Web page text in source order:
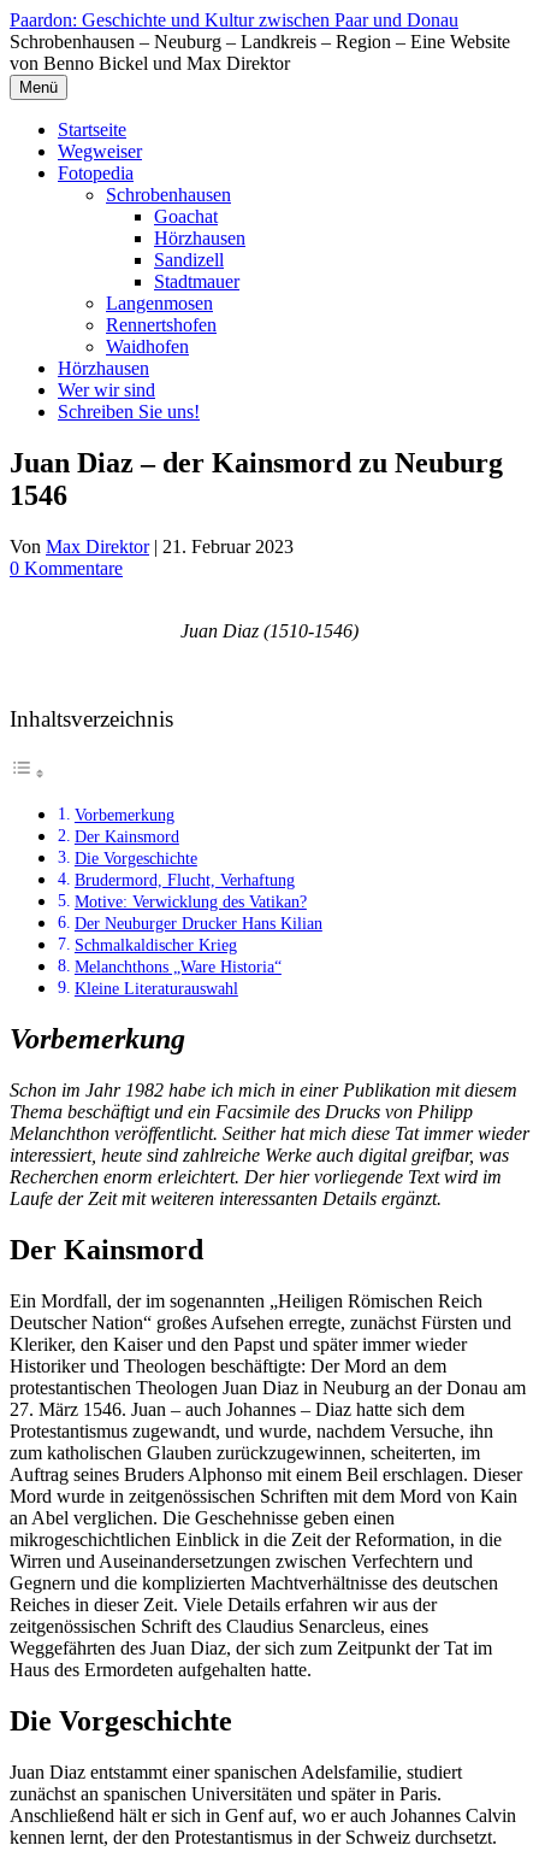
Zum
Inhalt
springen
Paardon: Geschichte und Kultur zwischen Paar und Donau
Schrobenhausen – Neuburg – Landkreis – Region – Eine Website
von Benno Bickel und Max Direktor
Menü
Startseite
Wegweiser
Fotopedia
Schrobenhausen
Goachat
Hörzhausen
Sandizell
Stadtmauer
Langenmosen
Rennertshofen
Waidhofen
Hörzhausen
Wer wir sind
Schreiben Sie uns!
Juan Diaz – der Kainsmord zu Neuburg
1546
Von Max Direktor | 21. Februar 2023
0 Kommentare
Juan Diaz (1510-1546)
Inhaltsverzeichnis
Vorbemerkung
Der Kainsmord
Die Vorgeschichte
Brudermord, Flucht, Verhaftung
Motive: Verwicklung des Vatikan?
Der Neuburger Drucker Hans Kilian
Schmalkaldischer Krieg
Melanchthons „Ware Historia“
Kleine Literaturauswahl
Vorbemerkung
Schon im Jahr 1982 habe ich mich in einer Publikation mit diesem
Thema beschäftigt und ein Facsimile des Drucks von Philipp
Melanchthon veröffentlicht. Seither hat mich diese Tat immer wieder
interessiert, heute sind zahlreiche Werke auch digital greifbar, was
Recherchen enorm erleichtert. Der hier vorliegende Text wird im
Laufe der Zeit mit weiteren interessanten Details ergänzt.
Der Kainsmord
Ein Mordfall, der im sogenannten „Heiligen Römischen Reich
Deutscher Nation“ großes Aufsehen erregte, zunächst Fürsten und
Kleriker, den Kaiser und den Papst und später immer wieder
Historiker und Theologen beschäftigte: Der Mord an dem
protestantischen Theologen Juan Diaz in Neuburg an der Donau am
27. März 1546. Juan – auch Johannes – Diaz hatte sich dem
Protestantismus zugewandt, und wurde, nachdem Versuche, ihn
zum katholischen Glauben zurückzugewinnen, scheiterten, im
Auftrag seines Bruders Alphonso mit einem Beil erschlagen. Dieser
Mord wurde in zeitgenössischen Schriften mit dem Mord von Kain
an Abel verglichen. Die Geschehnisse geben einen
mikrogeschichtlichen Einblick in die Zeit der Reformation, in die
Wirren und Auseinandersetzungen zwischen Verfechtern und
Gegnern und die komplizierten Machtverhältnisse des deutschen
Reiches in dieser Zeit. Viele Details erfahren wir aus der
zeitgenössischen Schrift des Claudius Senarcleus, eines
Weggefährten des Juan Diaz, der sich zum Zeitpunkt der Tat im
Haus des Ermordeten aufgehalten hatte.
Die Vorgeschichte
Juan Diaz entstammt einer spanischen Adelsfamilie, studiert
zunächst an spanischen Universitäten und später in Paris.
Anschließend hält er sich in Genf auf, wo er auch Johannes Calvin
kennen lernt, der den Protestantismus in der Schweiz durchsetzt.